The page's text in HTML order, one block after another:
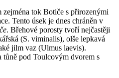
tok Botiče s přirozenými
Tento úsek je dnes chráněn v
. Břehové porosty tvoří nejčastěji
(S. viminalis), olše lepkavá
jilm vaz (Ulmus laevis).
tůně pod Toulcovým dvorem s